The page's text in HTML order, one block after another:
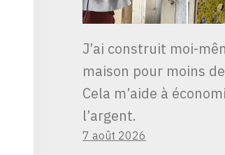
J’ai construit moi-
maison pour moins
Cela m’aide à
l’argent.
7 août 2026